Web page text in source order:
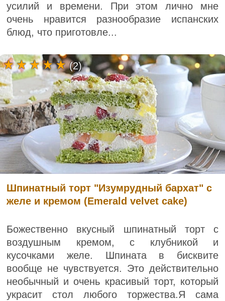
усилий и времени. При этом лично мне
очень нравится разнообразие испанских
блюд, что приготовле...
Шпинатный торт "Изумрудный бархат" с
желе и кремом (Emerald velvet cake)
Божественно вкусный шпинатный торт с
воздушным кремом, с клубникой и
кусочками желе. Шпината в бисквите
вообще не чувствуется. Это действительно
необычный и очень красивый торт, который
украсит стол любого торжества.Я сама
(2)